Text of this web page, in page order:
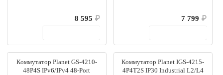
8 595 ₽
7 799 ₽
Коммутатор Planet GS-4210-
48P4S IPv6/IPv4 48-Port
Коммутатор Planet IGS-4215-
4P4T2S IP30 Industrial L2/L4